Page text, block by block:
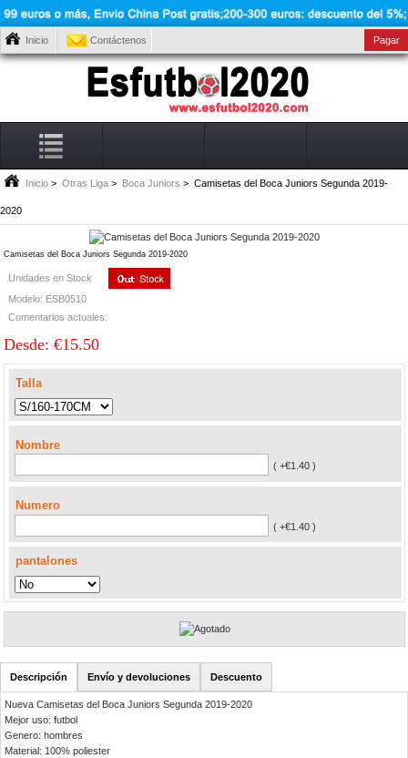
Inicio Contáctenos Pagar
Inicio > Otras Liga > Boca Juniors > Camisetas del Boca Juniors Segunda 2019-
2020
Camisetas del Boca Juniors Segunda 2019-2020
Unidades en Stock
Modelo: ESB0510
Comentarios actuales:
Desde: €15.50
Talla
Nombre
( +€1.40 )
Numero
( +€1.40 )
pantalones
Descripción Envío y devoluciones Descuento
Nueva Camisetas del Boca Juniors Segunda 2019-2020
Mejor uso: futbol
Genero: hombres
Material: 100% poliester